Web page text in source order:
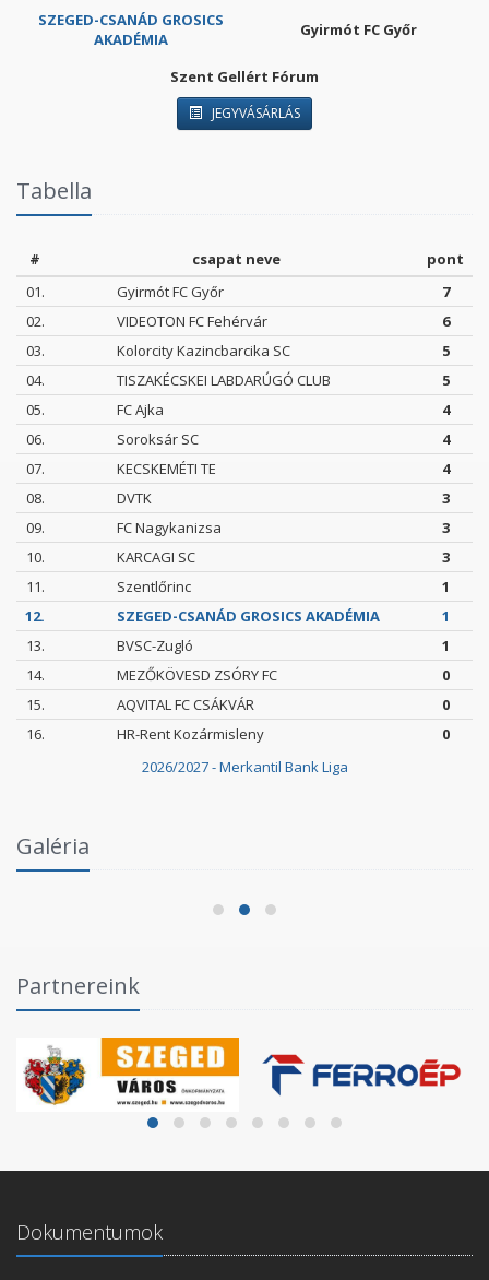
SZEGED-CSANÁD GROSICS
AKADÉMIA
Gyirmót FC Győr
Szent Gellért Fórum
JEGYVÁSÁRLÁS
Tabella
2026/2027 - Merkantil Bank Liga
# csapat neve
pont
01.
Gyirmót FC Győr
7
02.
VIDEOTON FC Fehérvár
6
03.
Kolorcity Kazincbarcika SC
5
04.
TISZAKÉCSKEI LABDARÚGÓ CLUB
5
05.
FC Ajka
4
06.
Soroksár SC
4
07.
KECSKEMÉTI TE
4
08.
DVTK
3
09.
FC Nagykanizsa
3
10.
KARCAGI SC
3
11.
Szentlőrinc
1
12.
SZEGED-CSANÁD GROSICS AKADÉMIA
1
13.
BVSC-Zugló
1
14.
MEZŐKÖVESD ZSÓRY FC
0
15.
AQVITAL FC CSÁKVÁR
0
16.
HR-Rent Kozármisleny 0
Galéria
Fórumban
2026.06.03.
Partnereink
Dokumentumok